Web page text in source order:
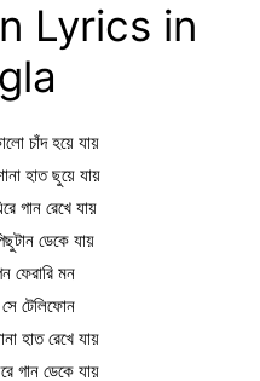
Lyrics in
চাঁদ হয়ে যায়
হাত ছুয়ে যায়
গান রেখে যায়
ডেকে যায়
মন
টেলিফোন
হাত রেখে যায়
গান ডেকে যায়